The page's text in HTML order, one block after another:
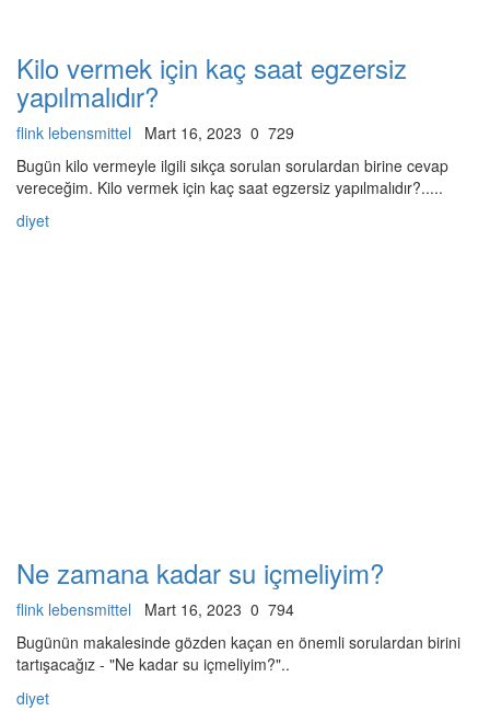
Kilo vermek için kaç saat egzersiz
yapılmalıdır?
flink lebensmittel Mart 16, 2023 0 729
Bugün kilo vermeyle ilgili sıkça sorulan sorulardan birine cevap
vereceğim. Kilo vermek için kaç saat egzersiz yapılmalıdır?.....
diyet
Ne zamana kadar su içmeliyim?
flink lebensmittel Mart 16, 2023 0 794
Bugünün makalesinde gözden kaçan en önemli sorulardan birini
tartışacağız - "Ne kadar su içmeliyim?"..
diyet